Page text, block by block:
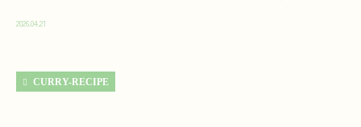
2026.04.21
CURRY-RECIPE